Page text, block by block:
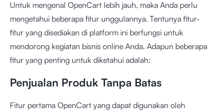
Untuk mengenal OpenCart lebih jauh, maka Anda perlu
mengetahui beberapa fitur unggulannya. Tentunya fitur-
fitur yang disediakan di platform ini berfungsi untuk
mendorong kegiatan bisnis online Anda. Adapun beberapa
fitur yang penting untuk diketahui adalah:
Penjualan Produk Tanpa Batas
Fitur pertama OpenCart yang dapat digunakan oleh